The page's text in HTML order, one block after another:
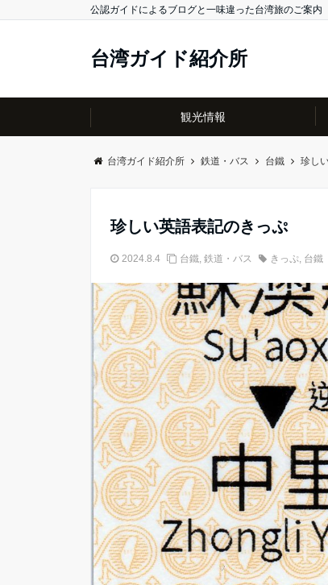
公認ガイドによるブログと一味違った台湾旅のご案内
台湾ガイド紹介所
観光情報
台湾ガイド紹介所 鉄道・バス 台鐵 珍し
珍しい英語表記のきっぷ
2024.8.4 台鐵, 鉄道・バス きっぷ, 台鐵